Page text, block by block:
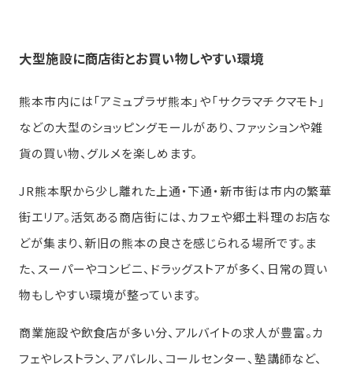
大型施設に商店街とお買い物しやすい環境
熊本市内には「アミュプラザ熊本」や「サクラマチクマモト」
などの大型のショッピングモールがあり、ファッションや雑
貨の買い物、グルメを楽しめます。
JR熊本駅から少し離れた上通・下通・新市街は市内の繁華
街エリア。活気ある商店街には、カフェや郷土料理のお店な
どが集まり、新旧の熊本の良さを感じられる場所です。ま
た、スーパーやコンビニ、ドラッグストアが多く、日常の買い
物もしやすい環境が整っています。
商業施設や飲食店が多い分、アルバイトの求人が豊富。カ
フェやレストラン、アパレル、コールセンター、塾講師など、